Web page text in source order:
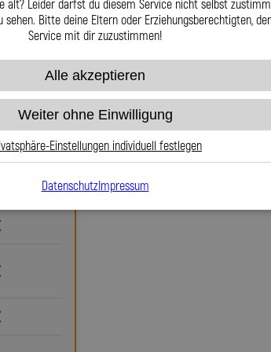
Warum Stahlflex-
Wenn es um Sicherheit,
Weg an unseren Stahlflex-
herkömmlichen
definierten Druckpunkt und
nicht entflammbar und bis 260
alt? Leider darfst du diesem Service nicht selbst
sehen. Bitte deine Eltern oder Erziehungsberechtigten,
Service mit dir zuzustimmen!
Alle akzeptieren
Weiter ohne Einwilligung
Einstellungen individuell festlegen
DatenschutzImpressum